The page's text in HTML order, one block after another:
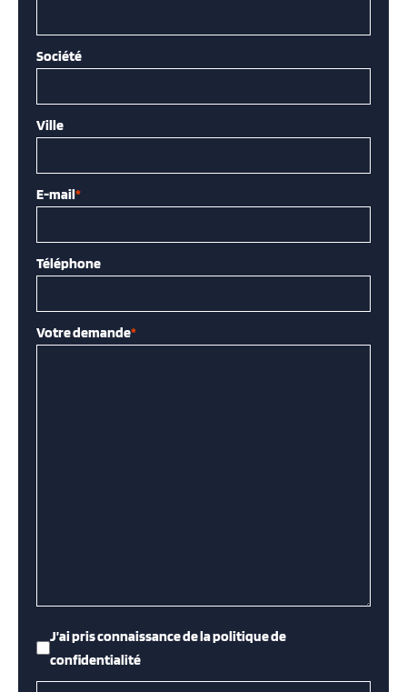
Société
Ville
E-mail*
Téléphone
Votre demande*
RGPD
J’ai pris connaissance de la politique de
confidentialité